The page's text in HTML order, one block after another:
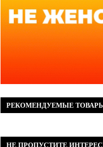
РЕКОМЕНДУЕМЫЕ
НЕ ПРОПУСТИТЕ